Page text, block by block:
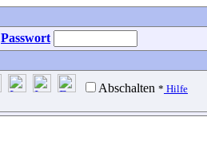
Passwort
Abschalten * Hilfe